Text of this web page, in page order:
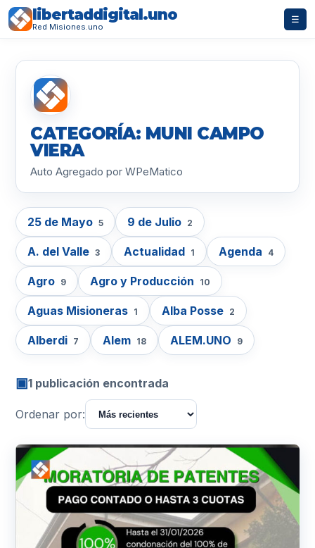
libertaddigital.uno
Red Misiones.uno
☰
CATEGORÍA: MUNI CAMPO
VIERA
Auto Agregado por WPeMatico
25 de Mayo 5 9 de Julio 2
A. del Valle 3 Actualidad 1 Agenda 4
Agro 9 Agro y Producción 10
Aguas Misioneras 1 Alba Posse 2
Alberdi 7 Alem 18 ALEM.UNO 9
▣1 publicación encontrada
Ordenar por: